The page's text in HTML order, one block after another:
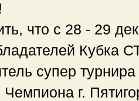
что с 28 - 29
Кубка
супер
Чемпиона г.